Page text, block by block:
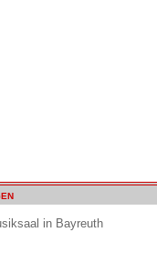
in Bayreuth